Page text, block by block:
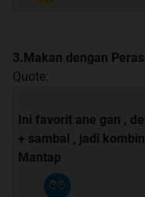
3.Makan dengan
Quote:
Ini favorit ane gan ,
+ sambal , jadi
Mantap